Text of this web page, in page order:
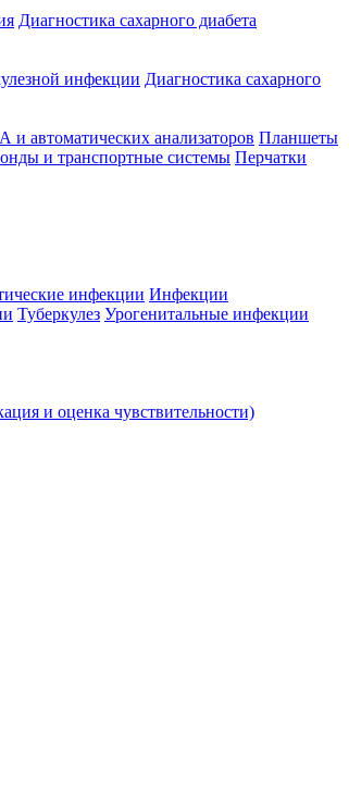
Диагностика сахарного диабета
инфекции Диагностика сахарного
автоматических анализаторов Планшеты
и транспортные системы Перчатки
инфекции Инфекции
Туберкулез Урогенитальные инфекции
и оценка чувствительности)